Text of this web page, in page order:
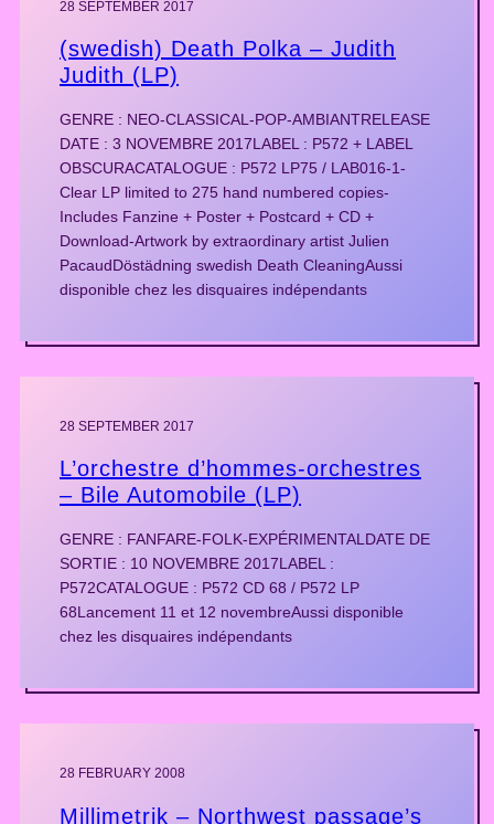
28 SEPTEMBER 2017
(swedish) Death Polka – Judith
Judith (LP)
GENRE : NEO-CLASSICAL-POP-AMBIANTRELEASE
DATE : 3 NOVEMBRE 2017LABEL : P572 + LABEL
OBSCURACATALOGUE : P572 LP75 / LAB016-1-
Clear LP limited to 275 hand numbered copies-
Includes Fanzine + Poster + Postcard + CD +
Download-Artwork by extraordinary artist Julien
PacaudDöstädning swedish Death CleaningAussi
disponible chez les disquaires indépendants
28 SEPTEMBER 2017
L’orchestre d’hommes-orchestres
– Bile Automobile (LP)
GENRE : FANFARE-FOLK-EXPÉRIMENTALDATE DE
SORTIE : 10 NOVEMBRE 2017LABEL :
P572CATALOGUE : P572 CD 68 / P572 LP
68Lancement 11 et 12 novembreAussi disponible
chez les disquaires indépendants
28 FEBRUARY 2008
Millimetrik – Northwest passage’s